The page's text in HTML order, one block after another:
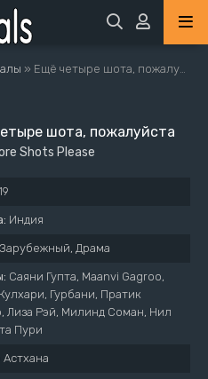
» Ещё четыре шота, пожалуйста
шота, пожалуйста
Shots Please
Индия
Зарубежный, Драма
Саяни Гупта, Maanvi Gagroo,
Гурбани, Пратик
Лиза Рэй, Милинд Соман, Нил
Пури